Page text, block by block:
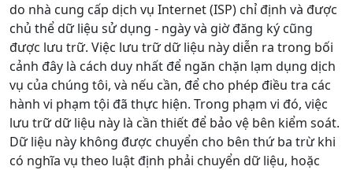
do nhà cung cấp dịch vụ Internet (ISP) chỉ định và được
chủ thể dữ liệu sử dụng - ngày và giờ đăng ký cũng
được lưu trữ. Việc lưu trữ dữ liệu này diễn ra trong bối
cảnh đây là cách duy nhất để ngăn chặn lạm dụng dịch
vụ của chúng tôi, và nếu cần, để cho phép điều tra các
hành vi phạm tội đã thực hiện. Trong phạm vi đó, việc
lưu trữ dữ liệu này là cần thiết để bảo vệ bên kiểm soát.
Dữ liệu này không được chuyển cho bên thứ ba trừ khi
có nghĩa vụ theo luật định phải chuyển dữ liệu, hoặc